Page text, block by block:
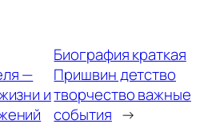
—
и
Биография краткая
Пришвин детство
творчество важные
события →